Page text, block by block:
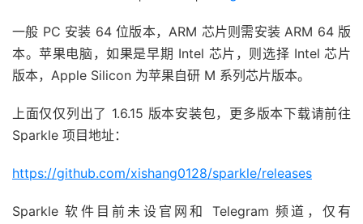
一般 PC 安装 64 位版本，ARM 芯片则需安装 ARM 64 版
本。苹果电脑，如果是早期 Intel 芯片，则选择 Intel 芯片
版本，Apple Silicon 为苹果自研 M 系列芯片版本。
上面仅仅列出了 1.6.15 版本安装包，更多版本下载请前往
Sparkle 项目地址：
https://github.com/xishang0128/sparkle/releases
Sparkle 软件目前未设官网和 Telegram 频道，仅有